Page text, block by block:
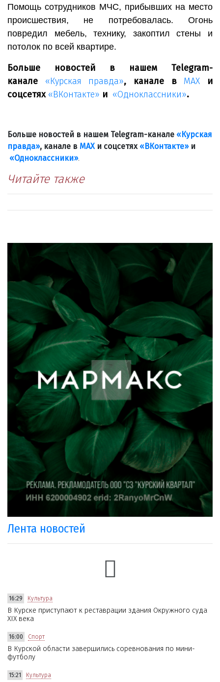
Помощь сотрудников МЧС, прибывших на место
происшествия, не потребовалась. Огонь
повредил мебель, технику, закоптил стены и
потолок по всей квартире.
Больше новостей в нашем Telegram-
канале «Курская правда», канале в МАХ и
соцсетях «ВКонтакте» и «Одноклассники».
Больше новостей в нашем Telegram-канале «Курская
правда», канале в МАХ и соцсетях «ВКонтакте»и
«Одноклассники».
Читайте также
Лента новостей
16:29 Культура
В Курске приступают к реставрации здания Окружного суда
XIX века
16:00 Спорт
В Курской области завершились соревнования по мини-
футболу
15:21 Культура